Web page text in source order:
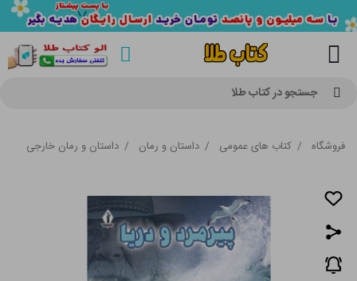
جستجو در کتاب طلا
فروشگاه / کتاب های عمومی / داستان و رمان / داستان و رمان خارجی